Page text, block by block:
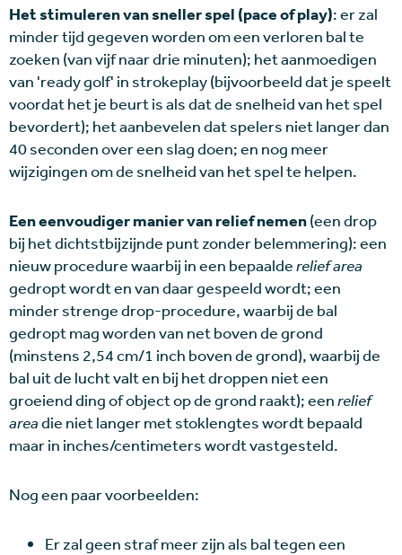
Het stimuleren van sneller spel (pace of play): er zal
minder tijd gegeven worden om een verloren bal te
zoeken (van vijf naar drie minuten); het aanmoedigen
van 'ready golf' in strokeplay (bijvoorbeeld dat je speelt
voordat het je beurt is als dat de snelheid van het spel
bevordert); het aanbevelen dat spelers niet langer dan
40 seconden over een slag doen; en nog meer
wijzigingen om de snelheid van het spel te helpen.
Een eenvoudiger manier van relief nemen(een drop
bij het dichtstbijzijnde punt zonder belemmering): een
nieuw procedure waarbij in een bepaalderelief area
gedropt wordt en van daar gespeeld wordt; een
minder strenge drop-procedure, waarbij de bal
gedropt mag worden van net boven de grond
(minstens 2,54 cm/1 inch boven de grond), waarbij de
bal uit de lucht valt en bij het droppen niet een
groeiend ding of object op de grond raakt); eenrelief
areadie niet langer met stoklengtes wordt bepaald
maar in inches/centimeters wordt vastgesteld.
Nog een paar voorbeelden:
Er zal geen straf meer zijn als bal tegen een